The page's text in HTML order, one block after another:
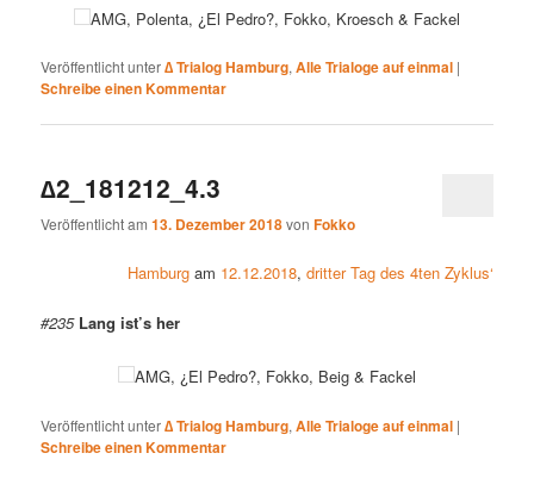
AMG, Polenta, ¿El Pedro?, Fokko, Kroesch & Fackel
Veröffentlicht unter∆ Trialog Hamburg,Alle Trialoge auf einmal |
Schreibe einen Kommentar
∆2_181212_4.3
Veröffentlicht am13. Dezember 2018vonFokko
Hamburgam 12.12.2018, dritter Tag des 4ten Zyklus‘
#235 Lang ist’s her
AMG, ¿El Pedro?, Fokko, Beig & Fackel
Veröffentlicht unter∆ Trialog Hamburg,Alle Trialoge auf einmal |
Schreibe einen Kommentar